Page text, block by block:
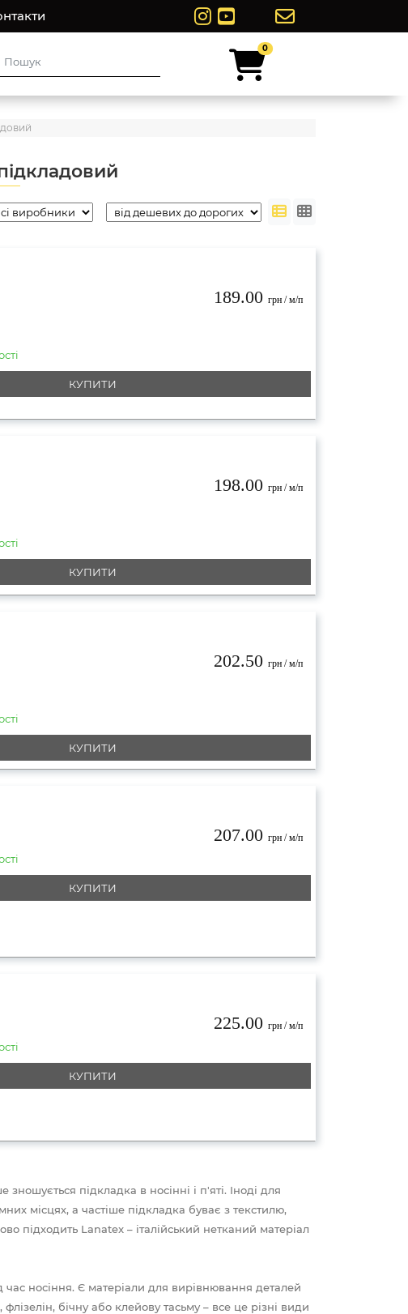
00
189.00 грн / м/п
КУПИТИ
198.00 грн / м/п
КУПИТИ
202.50 грн / м/п
КУПИТИ
207.00 грн / м/п
КУПИТИ
225.00 грн / м/п
КУПИТИ
підкладка в носінні і п'яті. Іноді для
місцях, а частіше підкладка буває з текстилю,
підходить Lanatex – італійський нетканий матеріал
носіння. Є матеріали для вирівнювання деталей
бічну або клейову тасьму – все це різні види